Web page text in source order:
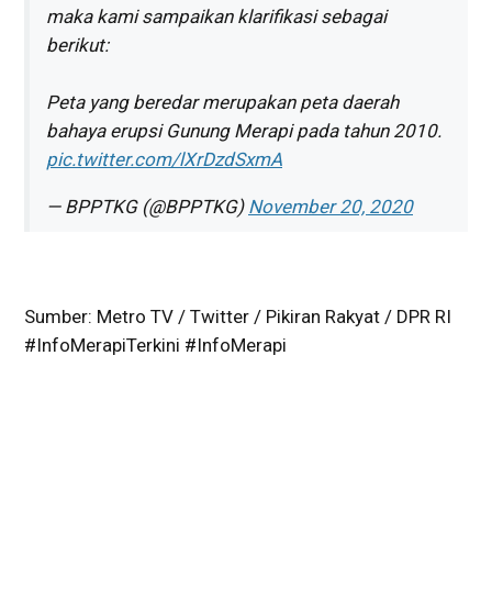
maka kami sampaikan klarifikasi sebagai
berikut:
Peta yang beredar merupakan peta daerah
bahaya erupsi Gunung Merapi pada tahun 2010.
pic.twitter.com/lXrDzdSxmA
— BPPTKG (@BPPTKG) November 20, 2020
Sumber: Metro TV / Twitter / Pikiran Rakyat / DPR RI
#InfoMerapiTerkini #InfoMerapi